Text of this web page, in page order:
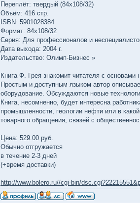
Переплёт: твердый (84x108/32)
Объём: 416 стр.
ISBN: 5901028384
Формат: 84x108/32
Серия: Для профессионалов и
Дата выхода: 2004 г.
Издательство: Олимп-Бизнес »
Книга Ф. Грея знакомит читателя с
Простым и доступным языком автор
оборудование. Обсуждаются новые
Книга, несомненно, будет интересна
промышленности, геологии нефти или в
товарного обращения, связей с
Цена: 529.00 руб.
Обычно отгружается
в течение 2-3 дней
(+время доставки)
http://www.bolero.ru//cgi-bin/